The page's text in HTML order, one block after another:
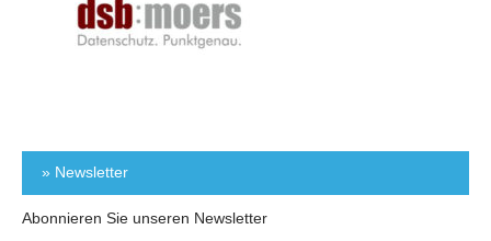
» Newsletter
Abonnieren Sie unseren Newsletter